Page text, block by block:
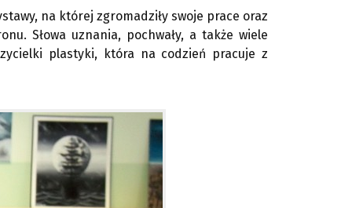
na której zgromadziły swoje prace oraz
Słowa uznania, pochwały, a także wiele
plastyki, która na codzień pracuje z